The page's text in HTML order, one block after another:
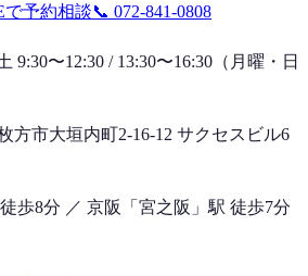
で予約相談📞 072-841-0808
9:30〜12:30 / 13:30〜16:30 （ 月曜・日
方市大垣内町2-16-12 サクセスビル6
歩8分 ／ 京阪「宮之阪」駅 徒歩7分